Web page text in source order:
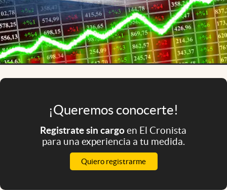
Eventos Corporativos
El Cronista Studio
Mediakit
abre en nueva pestaña
¡Queremos conocerte!
Registrate sin cargoen El Cronista
para una experiencia a tu medida.
Quiero registrarme